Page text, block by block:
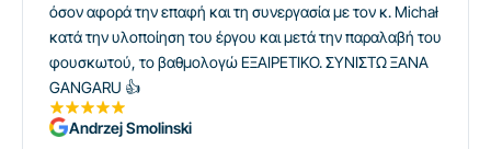
όσον αφορά την επαφή και τη συνεργασία με τον κ. Michał
κατά την υλοποίηση του έργου και μετά την παραλαβή του
φουσκωτού, το βαθμολογώ ΕΞΑΙΡΕΤΙΚΟ. ΣΥΝΙΣΤΩ ΞΑΝΑ
GANGARU 👍
Andrzej Smolinski